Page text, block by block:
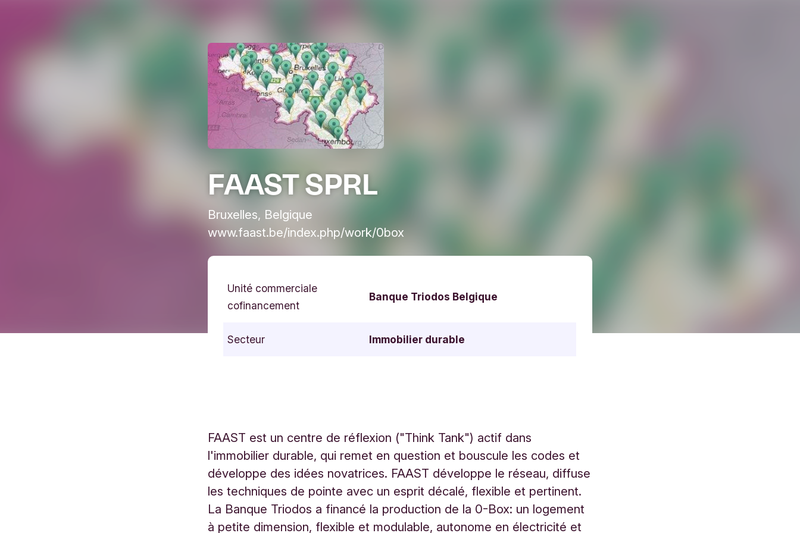
FAAST SPRL
Bruxelles, Belgique
www.faast.be/index.php/work/0box
Unité commerciale
cofinancement
Banque Triodos Belgique
Secteur Immobilier durable
FAAST est un centre de réflexion ("Think Tank") actif dans
l'immobilier durable, qui remet en question et bouscule les codes et
développe des idées novatrices. FAAST développe le réseau, diffuse
les techniques de pointe avec un esprit décalé, flexible et pertinent.
La Banque Triodos a financé la production de la 0-Box: un logement
à petite dimension, flexible et modulable, autonome en électricité et